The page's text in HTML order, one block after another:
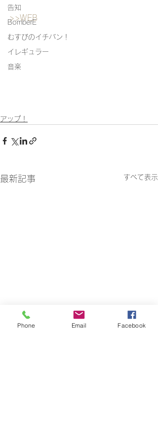
告知
BomberE
むすびのイチバン！
イレギュラー
音楽
>>WEB
アップ！
最新記事 すべて表示
Phone Email Facebook